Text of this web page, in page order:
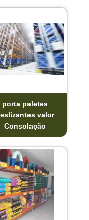
porta paletes
valor
Consolação